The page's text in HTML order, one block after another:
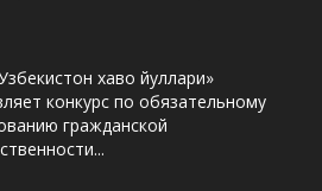
хаво йуллари»
конкурс по обязательному
гражданской